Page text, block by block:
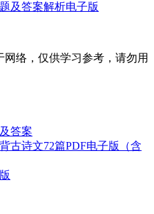
及答案解析电子版
络，仅供学习参考，请勿用
答案
古诗文72篇PDF电子版（含